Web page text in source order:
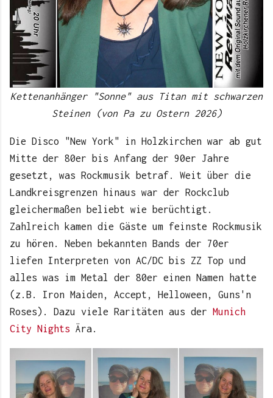
Kettenanhänger "Sonne" aus Titan mit schwarzen
Steinen (von Pa zu Ostern 2026)
Die Disco "New York" in Holzkirchen war ab gut
Mitte der 80er bis Anfang der 90er Jahre
gesetzt, was Rockmusik betraf. Weit über die
Landkreisgrenzen hinaus war der Rockclub
gleichermaßen beliebt wie berüchtigt.
Zahlreich kamen die Gäste um feinste Rockmusik
zu hören. Neben bekannten Bands der 70er
liefen Interpreten von AC/DC bis ZZ Top und
alles was im Metal der 80er einen Namen hatte
(z.B. Iron Maiden, Accept, Helloween, Guns'n
Roses). Dazu viele Raritäten aus der Munich
City Nights Ära.